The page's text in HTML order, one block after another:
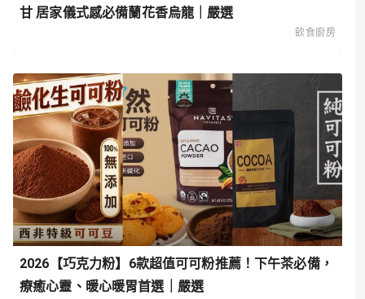
甘 居家儀式感必備蘭花香烏龍｜嚴選
飲食廚房
2026【巧克力粉】6款超值可可粉推薦！下午茶必備，
療癒心靈、暖心暖胃首選｜嚴選